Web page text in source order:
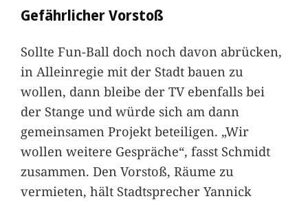
Gefährlicher Vorstoß
Sollte Fun-Ball doch noch davon abrücken,
in Alleinregie mit der Stadt bauen zu
wollen, dann bleibe der TV ebenfalls bei
der Stange und würde sich am dann
gemeinsamen Projekt beteiligen. „Wir
wollen weitere Gespräche“, fasst Schmidt
zusammen. Den Vorstoß, Räume zu
vermieten, hält Stadtsprecher Yannick